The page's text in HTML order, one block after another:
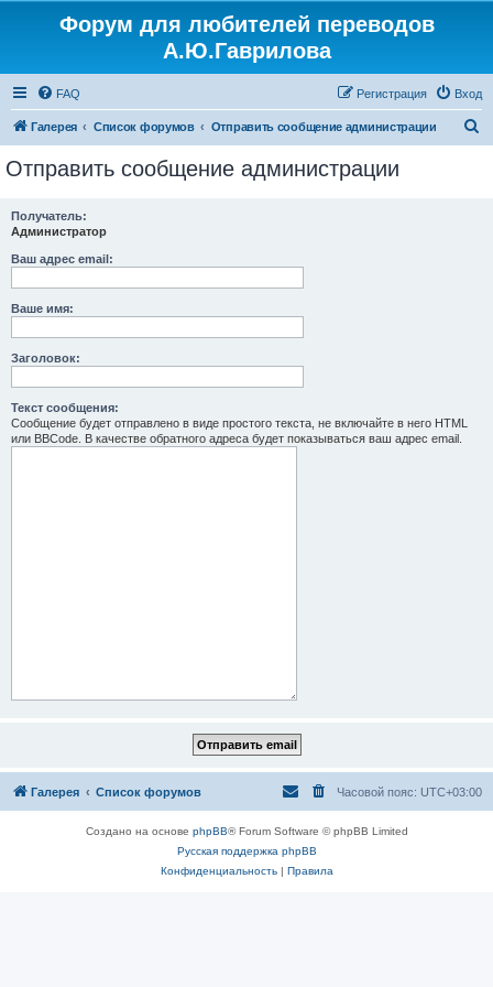
РегистрацияФорум для любителей переводов
А.Ю.Гаврилова
FAQ Вход
Регистрация
Галерея Список форумов Отправить сообщение администрации
Отправить сообщение администрации
Получатель:
Администратор
Ваш адрес email:
Ваше имя:
Заголовок:
Текст сообщения:
Сообщение будет отправлено в виде простого текста, не включайте в него HTML
или BBCode. В качестве обратного адреса будет показываться ваш адрес email.
Галерея Список форумов Часовой пояс: UTC+03:00
Создано на основе phpBB® Forum Software © phpBB Limited
Русская поддержка phpBB
Конфиденциальность| Правила